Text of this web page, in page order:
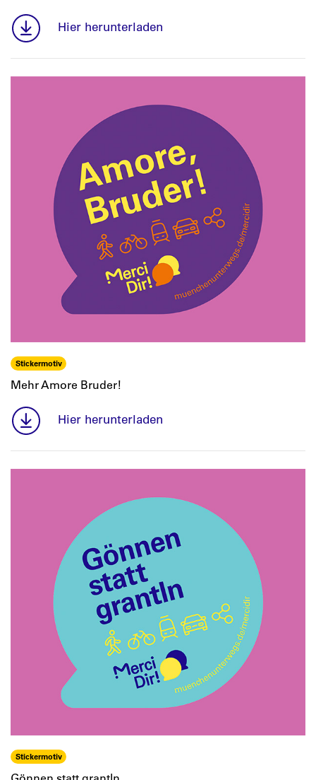
Hier herunterladen
Stickermotiv
Mehr Amore Bruder!
Hier herunterladen
Stickermotiv